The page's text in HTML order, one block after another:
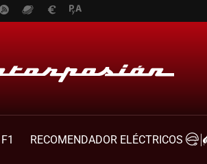
F1
RECOMENDADOR ELÉCTRICOS